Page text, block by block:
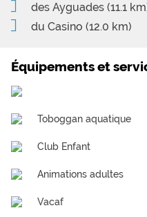
des Ayguades (11.1
du Casino (12.0 km)
Équipements et
Toboggan aquatique
Club Enfant
Animations adultes
Vacaf